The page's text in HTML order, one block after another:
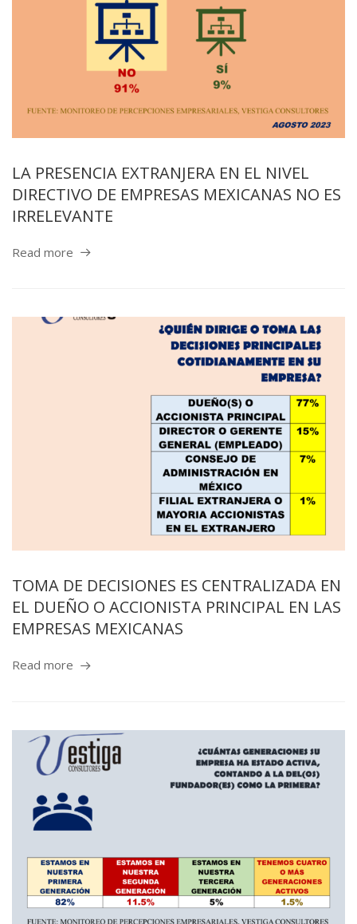
LA PRESENCIA EXTRANJERA EN EL NIVEL
DIRECTIVO DE EMPRESAS MEXICANAS NO ES
IRRELEVANTE
Read more
TOMA DE DECISIONES ES CENTRALIZADA EN
EL DUEÑO O ACCIONISTA PRINCIPAL EN LAS
EMPRESAS MEXICANAS
Read more